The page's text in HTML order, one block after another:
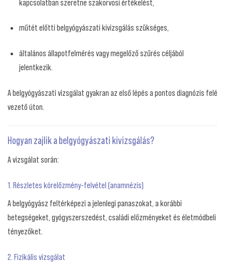
kapcsolatban szeretne szakorvosi értékelést,
műtét előtti belgyógyászati kivizsgálás szükséges,
általános állapotfelmérés vagy megelőző szűrés céljából
jelentkezik.
A belgyógyászati vizsgálat gyakran az első lépés a pontos diagnózis felé
vezető úton.
Hogyan zajlik a belgyógyászati kivizsgálás?
A vizsgálat során:
1. Részletes kórelőzmény-felvétel (anamnézis)
A belgyógyász feltérképezi a jelenlegi panaszokat, a korábbi
betegségeket, gyógyszerszedést, családi előzményeket és életmódbeli
tényezőket.
2. Fizikális vizsgálat